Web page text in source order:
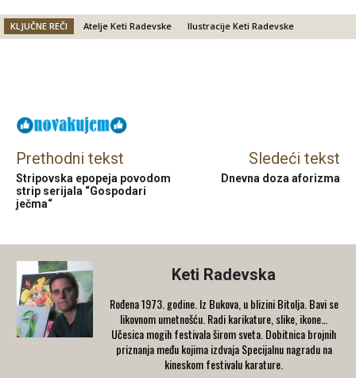
KLJUČNE REČI Atelje Keti Radevske Ilustracije Keti Radevske
Prethodni tekst
Stripovska epopeja povodom
strip serijala “Gospodari
ječma“
Sledeći tekst
Dnevna doza aforizma
Keti Radevska
Rođena 1973. godine. Iz Bukova, u blizini Bitolja. Bavi se
likovnom umetnošću. Radi karikature, slike, ikone…
Učesica mogih festivala širom sveta. Dobitnica brojnih
priznanja među kojima izdvaja Specijalnu nagradu na
kineskom festivalu karature.